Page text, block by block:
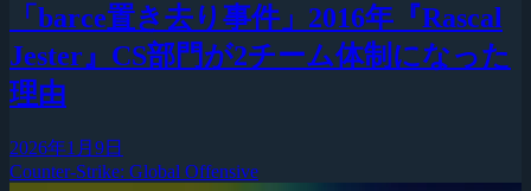
「barce置き去り事件」2016年『Rascal
Jester』CS部門が2チーム体制になった
理由
2026年1月9日
Counter-Strike: Global Offensive